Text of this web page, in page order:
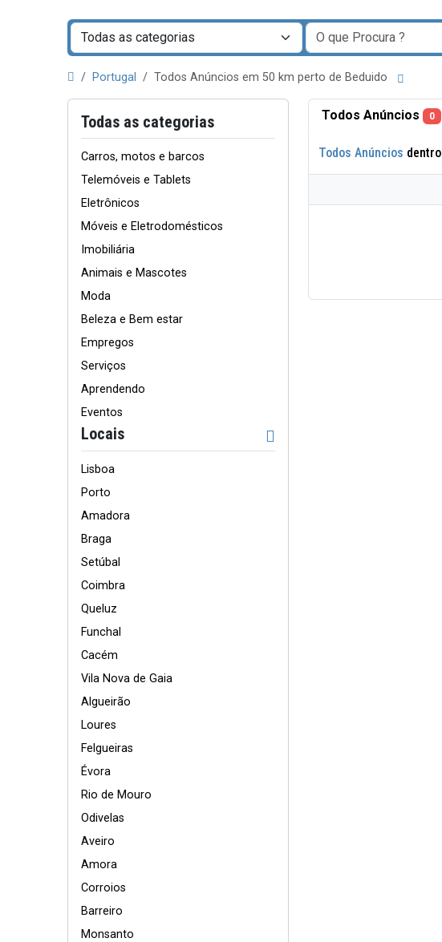
Portugal Todos Anúncios em 50 km perto de Beduido
Todas as categorias
Carros, motos e barcos
Telemóveis e Tablets
Eletrônicos
Móveis e Eletrodomésticos
Imobiliária
Animais e Mascotes
Moda
Beleza e Bem estar
Empregos
Serviços
Aprendendo
Eventos
Locais
Lisboa
Porto
Amadora
Braga
Setúbal
Coimbra
Queluz
Funchal
Cacém
Vila Nova de Gaia
Algueirão
Loures
Felgueiras
Évora
Rio de Mouro
Odivelas
Aveiro
Amora
Corroios
Barreiro
Monsanto
Todos Anúncios 0
Todos Anúncios dentro